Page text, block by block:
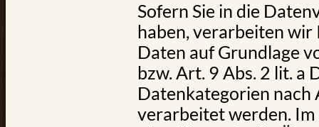
Sofern Sie in die
haben, verarbeiten wir
Daten auf Grundlage
bzw. Art. 9 Abs. 2 lit. a
Datenkategorien nach
verarbeitet werden.